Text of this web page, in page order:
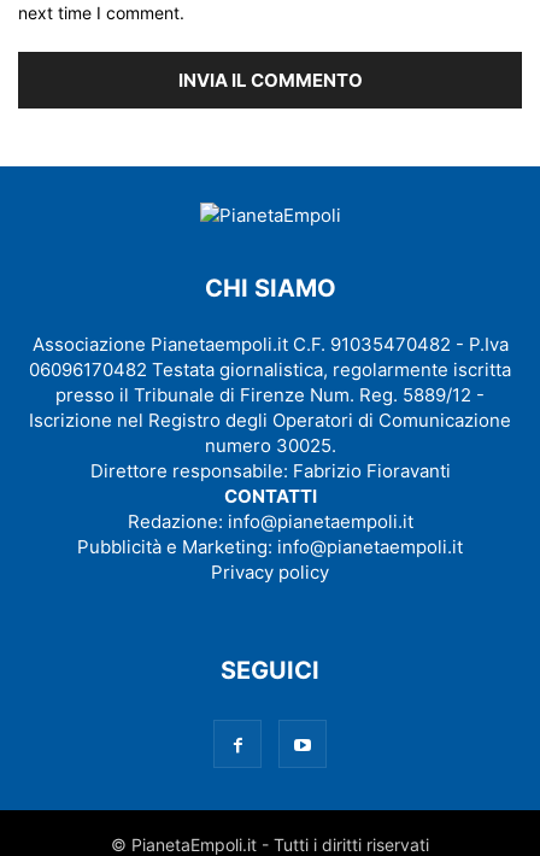
next time I comment.
CHI SIAMO
Associazione Pianetaempoli.it C.F. 91035470482 - P.Iva
06096170482 Testata giornalistica, regolarmente iscritta
presso il Tribunale di Firenze Num. Reg. 5889/12 -
Iscrizione nel Registro degli Operatori di Comunicazione
numero 30025.
Direttore responsabile: Fabrizio Fioravanti
CONTATTI
Redazione: info@pianetaempoli.it
Pubblicità e Marketing: info@pianetaempoli.it
Privacy policy
SEGUICI
© PianetaEmpoli.it - Tutti i diritti riservati